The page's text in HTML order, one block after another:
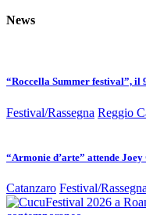
News
“Roccella Summer festival”, il
Festival/Rassegna Reggio
“Armonie d’arte” attende Joey
Catanzaro Festival/Rassegna